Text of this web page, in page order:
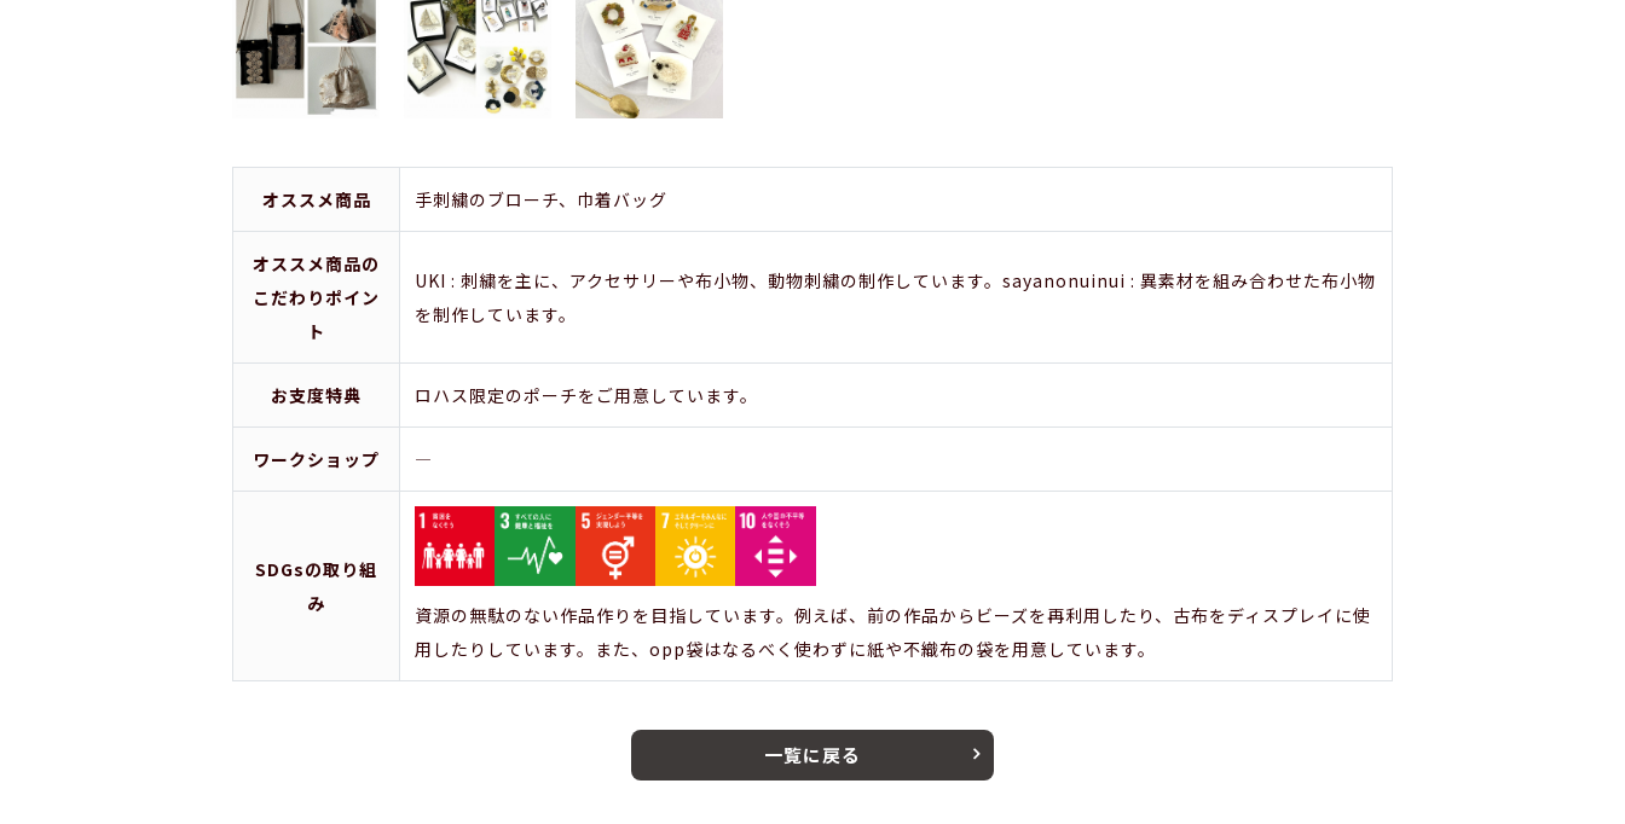
オススメ商品 手刺繍のブローチ、巾着バッグ
オススメ商品の
こだわりポイン
ト
UKI : 刺繍を主に、アクセサリーや布小物、動物刺繍の制作しています。sayanonuinui : 異素材を組み合わせた布小物
を制作しています。
お支度特典 ロハス限定のポーチをご用意しています。
ワークショップ ―
SDGsの取り組
み
資源の無駄のない作品作りを目指しています。例えば、前の作品からビーズを再利用したり、古布をディスプレイに使
用したりしています。また、opp袋はなるべく使わずに紙や不織布の袋を用意しています。
一覧に戻る